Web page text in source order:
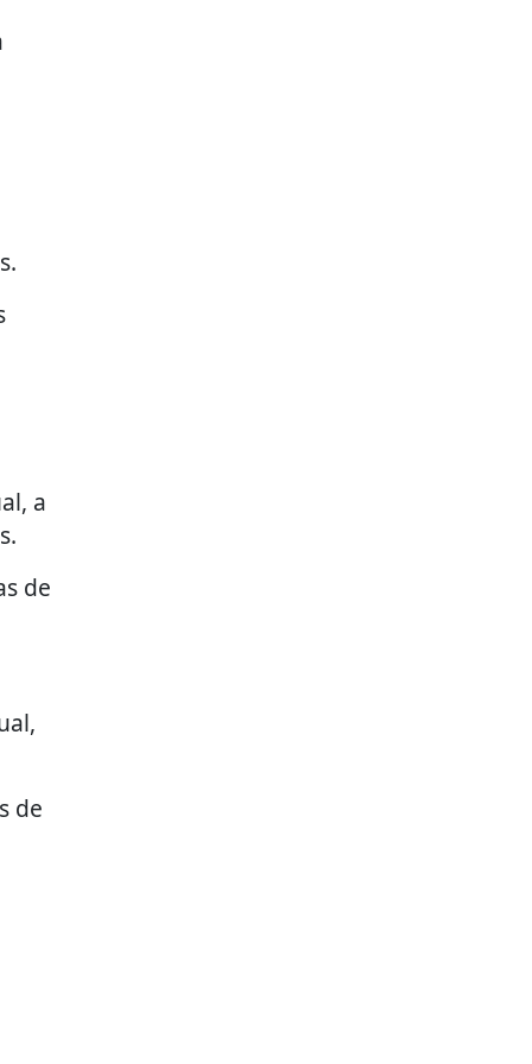
a
de
de